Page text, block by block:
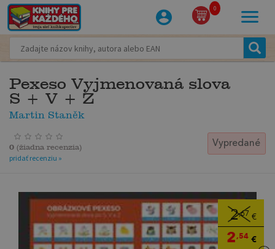
0
Pexeso Vyjmenovaná slova
S + V + Z
Martin Staněk
Vypredané
0 (žiadna recenzia)
pridať recenziu »
2,67 €
2,54 €